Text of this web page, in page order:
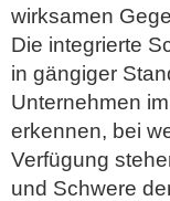
wirksamen
Die integrierte
in gängiger
Unternehmen
erkennen, bei
Verfügung
und Schwere